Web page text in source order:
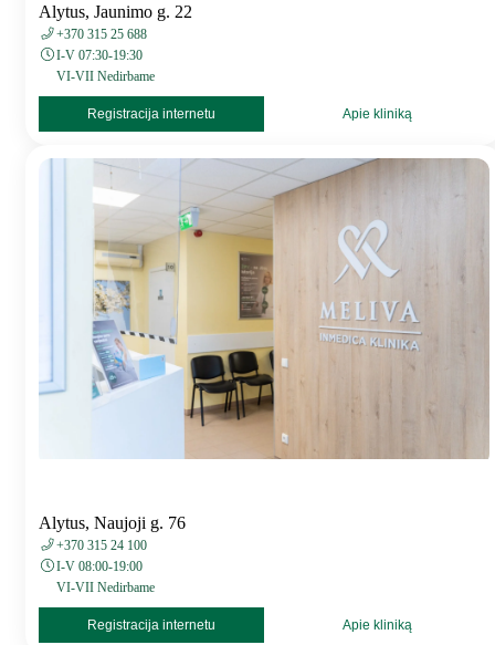
Alytus, Jaunimo g. 22
+370 315 25 688
I-V 07:30-19:30
VI-VII Nedirbame
Registracija internetu Apie kliniką
Alytus, Naujoji g. 76
+370 315 24 100
I-V 08:00-19:00
VI-VII Nedirbame
Registracija internetu Apie kliniką